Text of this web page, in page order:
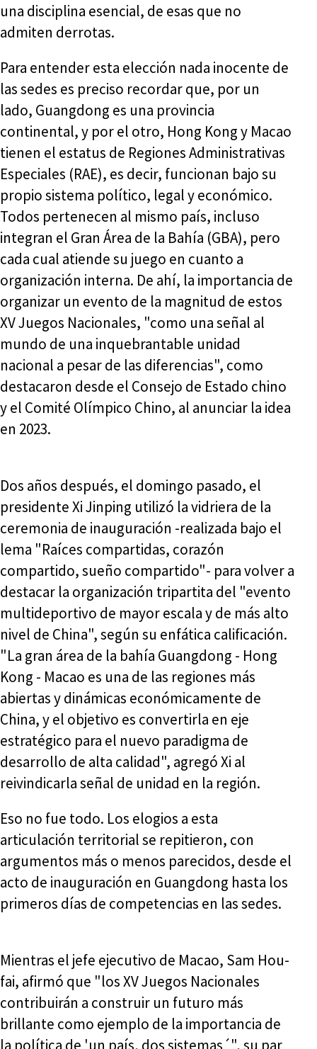
una disciplina esencial, de esas que no
admiten derrotas.
Para entender esta elección nada inocente de
las sedes es preciso recordar que, por un
lado, Guangdong es una provincia
continental, y por el otro, Hong Kong y Macao
tienen el estatus de Regiones Administrativas
Especiales (RAE), es decir, funcionan bajo su
propio sistema político, legal y económico.
Todos pertenecen al mismo país, incluso
integran el Gran Área de la Bahía (GBA), pero
cada cual atiende su juego en cuanto a
organización interna. De ahí, la importancia de
organizar un evento de la magnitud de estos
XV Juegos Nacionales, "como una señal al
mundo de una inquebrantable unidad
nacional a pesar de las diferencias", como
destacaron desde el Consejo de Estado chino
y el Comité Olímpico Chino, al anunciar la idea
en 2023.
Dos años después, el domingo pasado, el
presidente Xi Jinping utilizó la vidriera de la
ceremonia de inauguración -realizada bajo el
lema "Raíces compartidas, corazón
compartido, sueño compartido"- para volver a
destacar la organización tripartita del "evento
multideportivo de mayor escala y de más alto
nivel de China", según su enfática calificación.
"La gran área de la bahía Guangdong - Hong
Kong - Macao es una de las regiones más
abiertas y dinámicas económicamente de
China, y el objetivo es convertirla en eje
estratégico para el nuevo paradigma de
desarrollo de alta calidad", agregó Xi al
reivindicarla señal de unidad en la región.
Eso no fue todo. Los elogios a esta
articulación territorial se repitieron, con
argumentos más o menos parecidos, desde el
acto de inauguración en Guangdong hasta los
primeros días de competencias en las sedes.
Mientras el jefe ejecutivo de Macao, Sam Hou-
fai, afirmó que "los XV Juegos Nacionales
contribuirán a construir un futuro más
brillante como ejemplo de la importancia de
la política de 'un país, dos sistemas´", su par